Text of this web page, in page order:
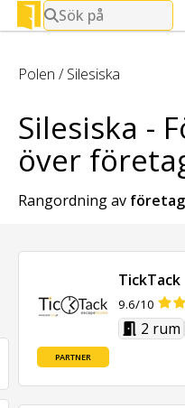
Sök på
Polen /Silesiska
Silesiska -
över
Rangordning av
PARTNER
TickTack
9.6/10
2 rum